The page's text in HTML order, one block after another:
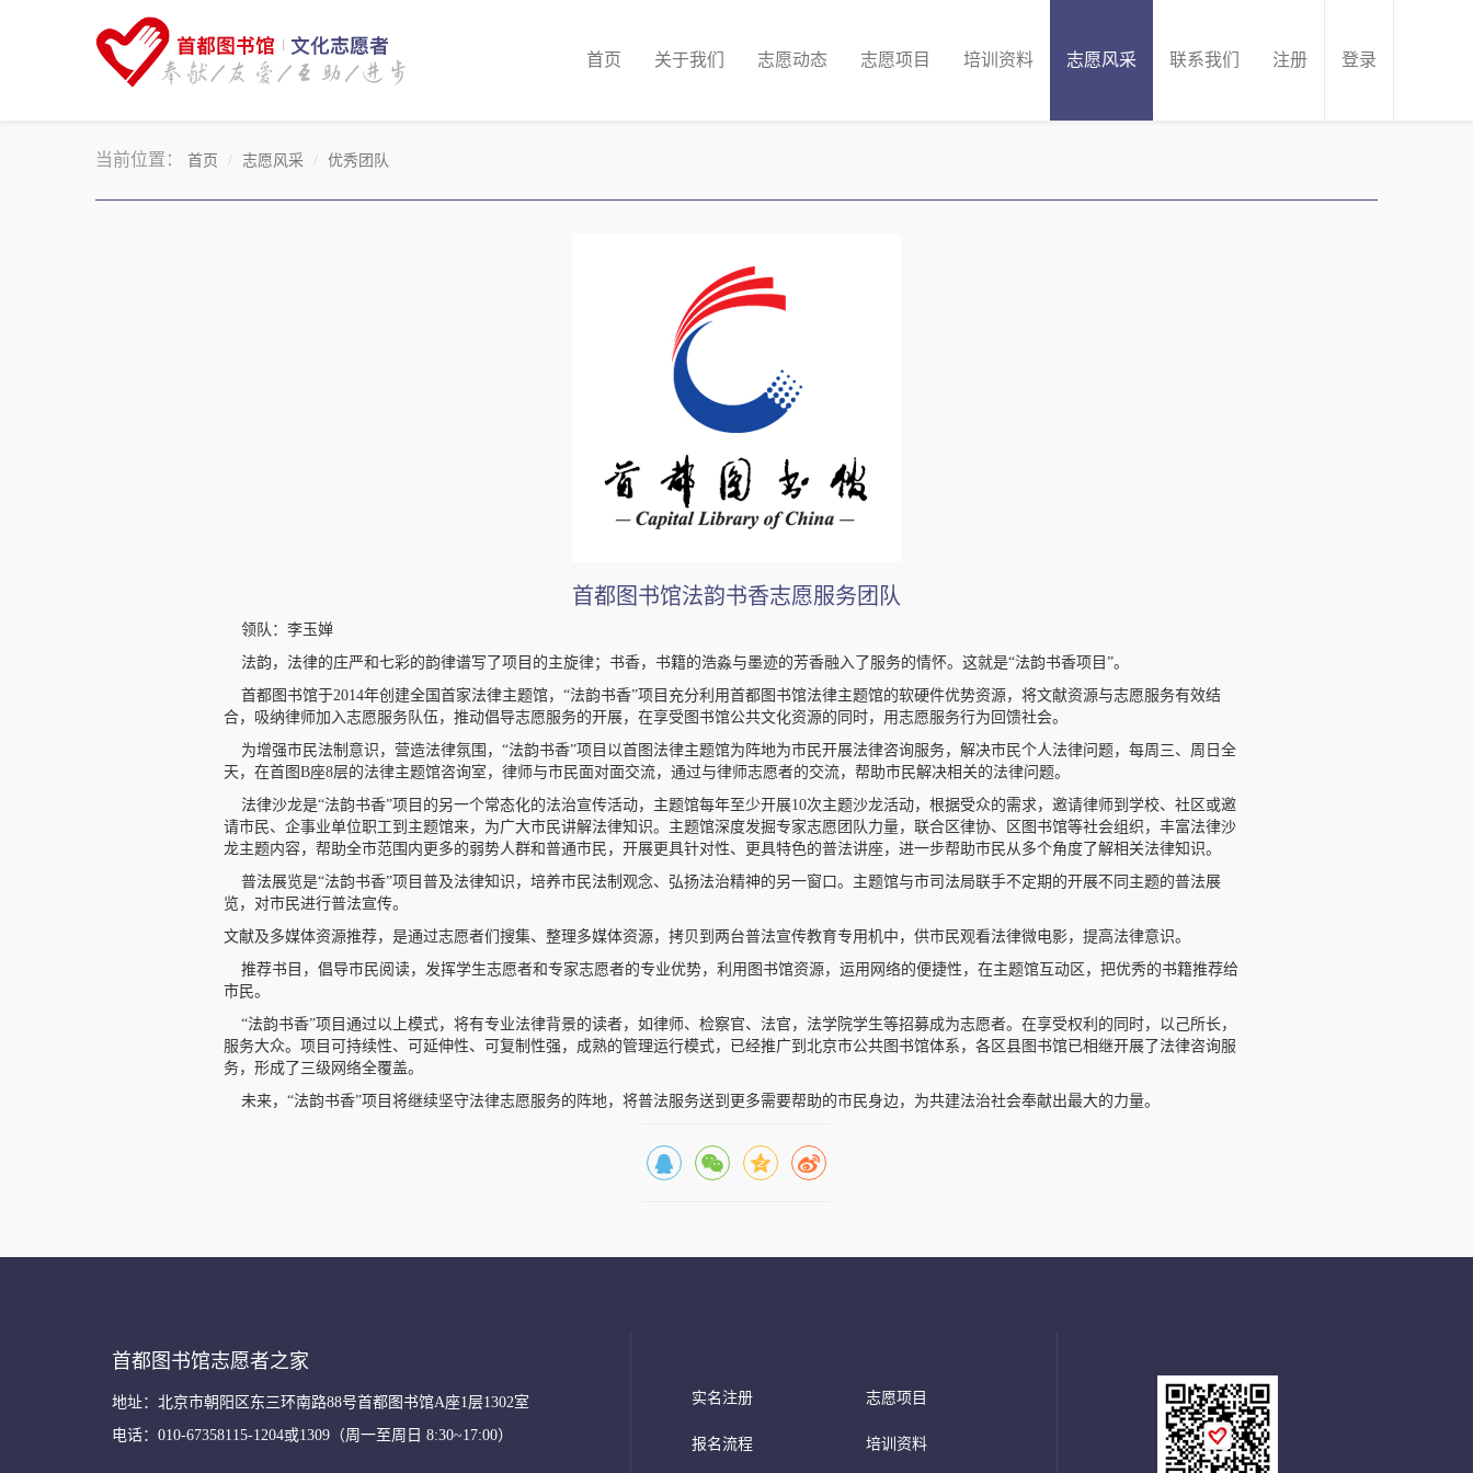
首页 关于我们 志愿动态 志愿项目 培训资料 志愿风采 联系我们 注册 登录
当前位置： 首页 志愿风采 优秀团队
首都图书馆法韵书香志愿服务团队
领队：李玉婵
法韵，法律的庄严和七彩的韵律谱写了项目的主旋律；书香，书籍的浩淼与墨迹的芳香融入了服务的情怀。这就是“法韵书香项目”。
首都图书馆于2014年创建全国首家法律主题馆，“法韵书香”项目充分利用首都图书馆法律主题馆的软硬件优势资源，将文献资源与志愿服务有效结
合，吸纳律师加入志愿服务队伍，推动倡导志愿服务的开展，在享受图书馆公共文化资源的同时，用志愿服务行为回馈社会。
为增强市民法制意识，营造法律氛围，“法韵书香”项目以首图法律主题馆为阵地为市民开展法律咨询服务，解决市民个人法律问题，每周三、周日全
天，在首图B座8层的法律主题馆咨询室，律师与市民面对面交流，通过与律师志愿者的交流，帮助市民解决相关的法律问题。
法律沙龙是“法韵书香”项目的另一个常态化的法治宣传活动，主题馆每年至少开展10次主题沙龙活动，根据受众的需求，邀请律师到学校、社区或邀
请市民、企事业单位职工到主题馆来，为广大市民讲解法律知识。主题馆深度发掘专家志愿团队力量，联合区律协、区图书馆等社会组织，丰富法律沙
龙主题内容，帮助全市范围内更多的弱势人群和普通市民，开展更具针对性、更具特色的普法讲座，进一步帮助市民从多个角度了解相关法律知识。
普法展览是“法韵书香”项目普及法律知识，培养市民法制观念、弘扬法治精神的另一窗口。主题馆与市司法局联手不定期的开展不同主题的普法展
览，对市民进行普法宣传。
文献及多媒体资源推荐，是通过志愿者们搜集、整理多媒体资源，拷贝到两台普法宣传教育专用机中，供市民观看法律微电影，提高法律意识。
推荐书目，倡导市民阅读，发挥学生志愿者和专家志愿者的专业优势，利用图书馆资源，运用网络的便捷性，在主题馆互动区，把优秀的书籍推荐给
市民。
“法韵书香”项目通过以上模式，将有专业法律背景的读者，如律师、检察官、法官，法学院学生等招募成为志愿者。在享受权利的同时，以己所长，
服务大众。项目可持续性、可延伸性、可复制性强，成熟的管理运行模式，已经推广到北京市公共图书馆体系，各区县图书馆已相继开展了法律咨询服
务，形成了三级网络全覆盖。
未来，“法韵书香”项目将继续坚守法律志愿服务的阵地，将普法服务送到更多需要帮助的市民身边，为共建法治社会奉献出最大的力量。
首都图书馆志愿者之家
地址：北京市朝阳区东三环南路88号首都图书馆A座1层1302室
电话：010-67358115-1204或1309（周一至周日 8:30~17:00）
实名注册 志愿项目
报名流程 培训资料